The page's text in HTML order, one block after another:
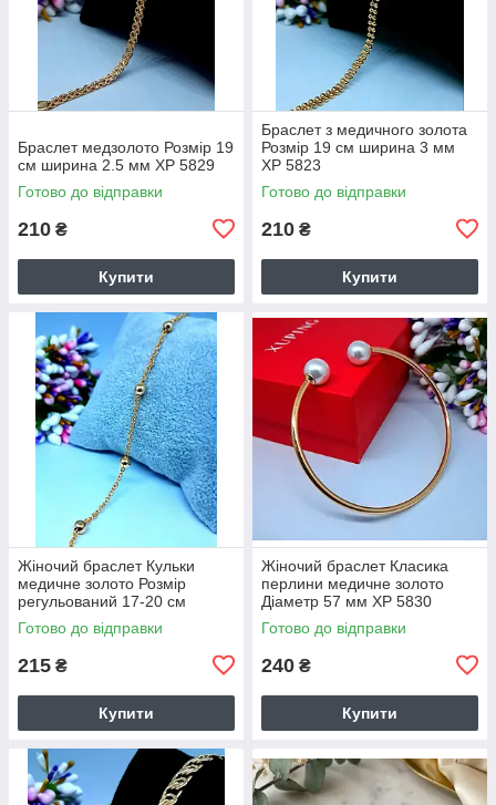
Браслет медзолото Розмір 19
см ширина 2.5 мм ХР 5829
Готово до відправки
210 ₴
Купити
Браслет з медичного золота
Розмір 19 см ширина 3 мм
ХР 5823
Готово до відправки
210 ₴
Купити
Жіночий браслет Кульки
медичне золото Розмір
регульований 17-20 см
ширина 3 мм ХР 5816
Готово до відправки
215 ₴
Купити
Жіночий браслет Класика
перлини медичне золото
Діаметр 57 мм ХР 5830
Готово до відправки
240 ₴
Купити